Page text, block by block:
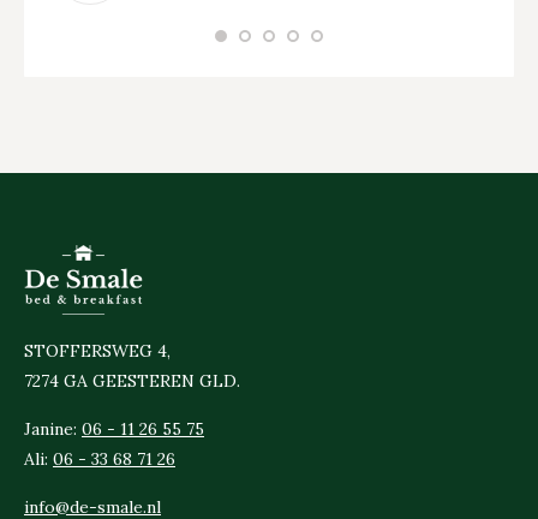
STOFFERSWEG 4,
7274 GA GEESTEREN GLD.
Janine: 06 - 11 26 55 75
Ali: 06 - 33 68 71 26
info@de-smale.nl